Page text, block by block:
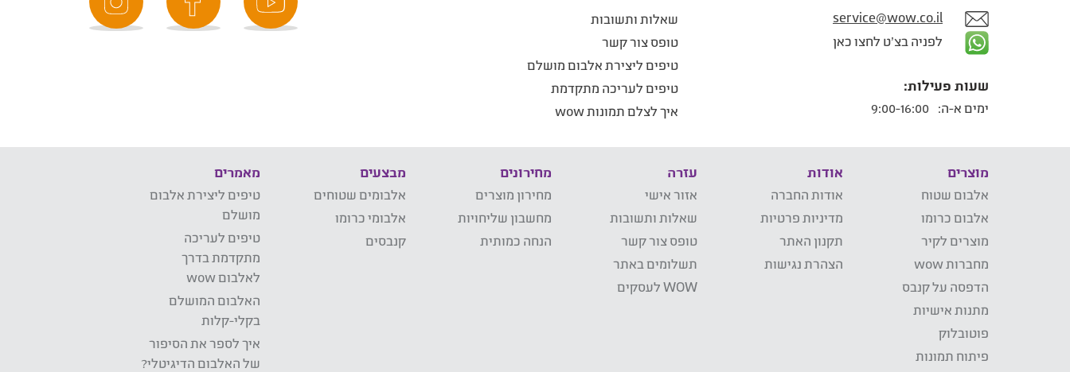
service@wow.co.il
לפניה בצ'ט לחצו כאן
שעות פעילות:
ימים א-ה:
שאלות ותשובות
טופס צור קשר
טיפים ליצירת אלבום מושלם
טיפים לעריכה מתקדמת
איך לצלם תמונות wow
מוצרים
אלבום שטוח
אלבום כרומו
מוצרים לקיר
מחברות wow
הדפסה על קנבס
מתנות אישיות
פוטובלוק
פיתוח תמונות
אודות
אודות החברה
מדיניות פרטיות
תקנון האתר
הצהרת נגישות
עזרה
אזור אישי
שאלות ותשובות
טופס צור קשר
תשלומים באתר
WOW לעסקים
מחירונים
מחירון מוצרים
מחשבון שליחויות
הנחה כמותית
מבצעים
אלבומים שטוחים
אלבומי כרומו
קנבסים
מאמרים
טיפים ליצירת אלבום
מושלם
טיפים לעריכה
מתקדמת בדרך
לאלבום wow
האלבום המושלם
בקלי-קלות
איך לספר את הסיפור
של האלבום הדיגיטלי?